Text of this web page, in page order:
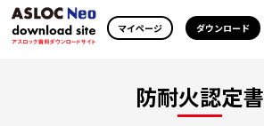
マイページ ダウンロード
防耐火認定書